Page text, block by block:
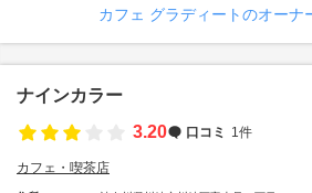
カフェ グラディートのオーナ
ナインカラー
3.20
口コミ 1件
カフェ・喫茶店